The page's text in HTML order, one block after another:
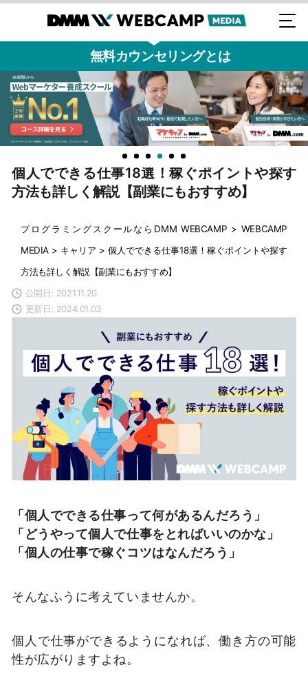
無料カウンセリングとは
個人でできる仕事18選！稼ぐポイントや探す
方法も詳しく解説【副業にもおすすめ】
プログラミングスクールならDMM WEBCAMP > WEBCAMP
MEDIA > キャリア > 個人でできる仕事18選！稼ぐポイントや探す
方法も詳しく解説【副業にもおすすめ】
公開日: 2021.11.20
更新日: 2024.01.03
「個人でできる仕事って何があるんだろう」
「どうやって個人で仕事をとればいいのかな」
「個人の仕事で稼ぐコツはなんだろう」
そんなふうに考えていませんか。
個人で仕事ができるようになれば、働き方の可能
性が広がりますよね。